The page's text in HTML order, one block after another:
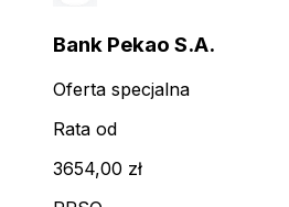
Bank Pekao S.A.
Oferta specjalna
Rata od
3654,00 zł